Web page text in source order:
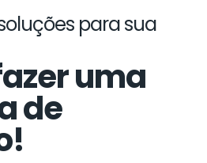
para sua
uma
de